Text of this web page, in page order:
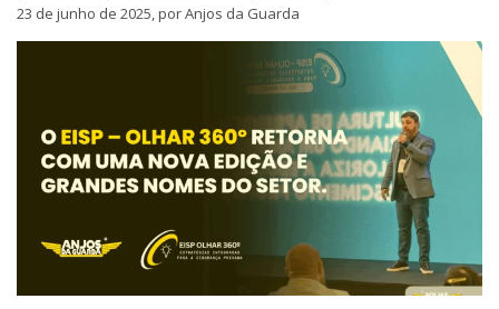
23 de junho de 2025, por Anjos da Guarda